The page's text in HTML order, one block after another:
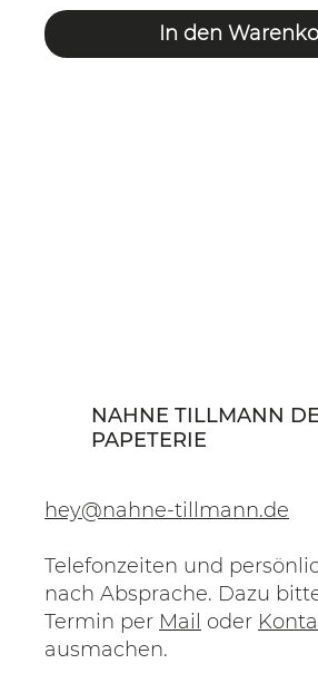
In den
NAHNE TILLMANN
PAPETERIE
hey@nahne-tillmann.de
Telefonzeiten und
nach Absprache. Dazu
Termin per Mail oder
ausmachen.